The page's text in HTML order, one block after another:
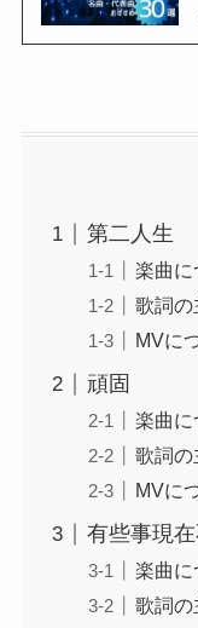
第二人生
楽曲に
歌詞の
MVに
頑固
楽曲に
歌詞の
MVに
有些事現
楽曲に
歌詞の